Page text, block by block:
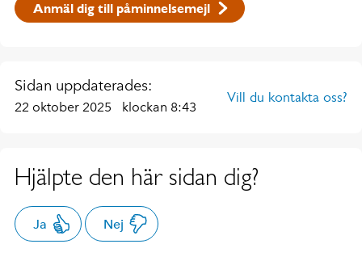
Anmäl dig till påminnelsemejl
Sidan uppdaterades:
22 oktober 2025 klockan 8:43
Vill du kontakta oss?
Hjälpte den här sidan dig?
Ja Nej